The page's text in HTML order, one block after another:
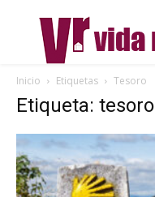
Inicio Etiquetas Tesoro
Etiqueta: tesoro